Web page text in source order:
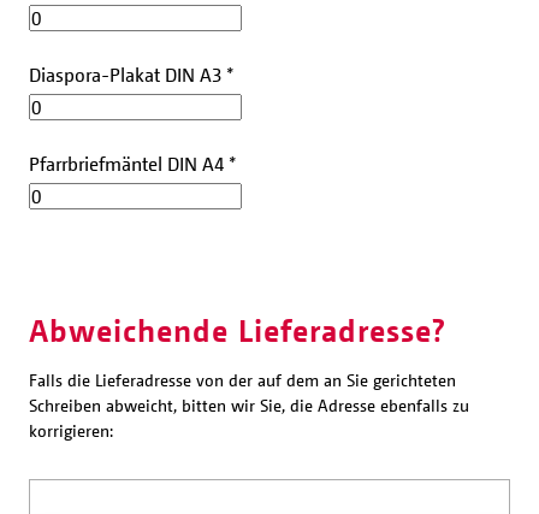
Diaspora-Plakat DIN A3 *
Pfarrbriefmäntel DIN A4 *
Abweichende Lieferadresse?
Falls die Lieferadresse von der auf dem an Sie gerichteten
Schreiben abweicht, bitten wir Sie, die Adresse ebenfalls zu
korrigieren: